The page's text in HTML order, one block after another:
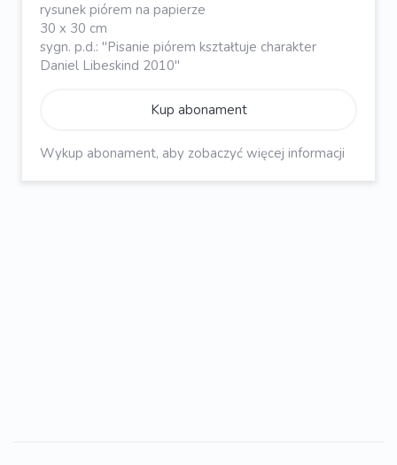
rysunek piórem na papierze
30 x 30 cm
sygn. p.d.: "Pisanie piórem kształtuje charakter
Daniel Libeskind 2010"
Kup abonament
Wykup abonament, aby zobaczyć więcej informacji